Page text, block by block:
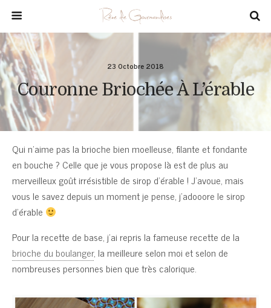
23 Octobre 2018
Couronne Briochée À L’érable
Qui n’aime pas la brioche bien moelleuse, filante et fondante
en bouche ? Celle que je vous propose là est de plus au
merveilleux goût irrésistible de sirop d’érable ! J’avoue, mais
vous le savez depuis un moment je pense, j’adooore le sirop
d’érable
Pour la recette de base, j’ai repris la fameuse recette de la
brioche du boulanger, la meilleure selon moi et selon de
nombreuses personnes bien que très calorique.